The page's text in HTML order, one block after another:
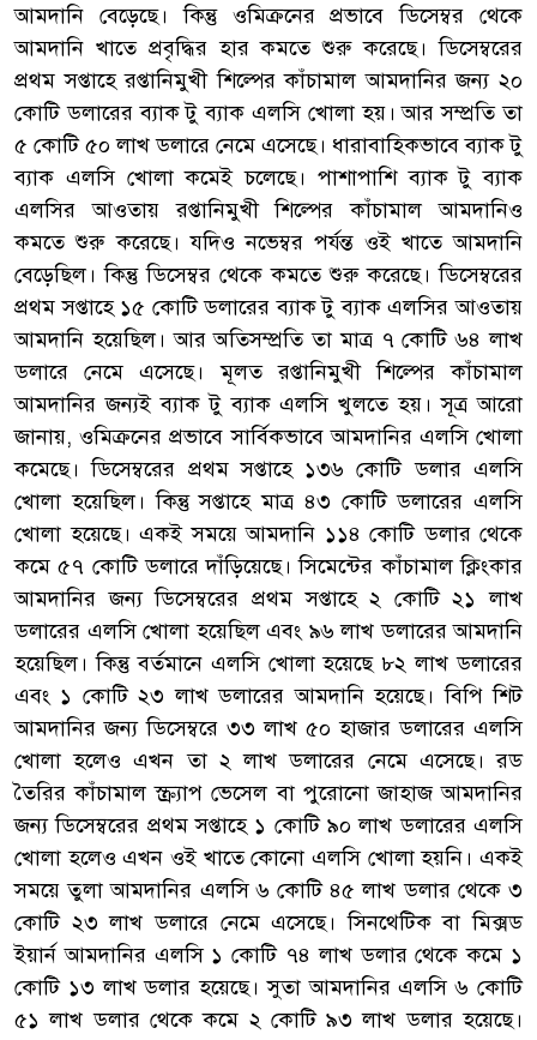
আমদানি বেড়েছে। কিন্তু ওমিক্রনের প্রভাবে ডিসেম্বর থেকে
আমদানি খাতে প্রবৃদ্ধির হার কমতে শুরু করেছে। ডিসেম্বরের
প্রথম সপ্তাহে রপ্তানিমুখী শিল্পের কাঁচামাল আমদানির জন্য ২০
কোটি ডলারের ব্যাক টু ব্যাক এলসি খোলা হয়। আর সম্প্রতি তা
৫ কোটি ৫০ লাখ ডলারে নেমে এসেছে। ধারাবাহিকভাবে ব্যাক টু
ব্যাক এলসি খোলা কমেই চলেছে। পাশাপাশি ব্যাক টু ব্যাক
এলসির আওতায় রপ্তানিমুখী শিল্পের কাঁচামাল আমদানিও
কমতে শুরু করেছে। যদিও নভেম্বর পর্যন্ত ওই খাতে আমদানি
বেড়েছিল। কিন্তু ডিসেম্বর থেকে কমতে শুরু করেছে। ডিসেম্বরের
প্রথম সপ্তাহে ১৫ কোটি ডলারের ব্যাক টু ব্যাক এলসির আওতায়
আমদানি হয়েছিল। আর অতিসম্প্রতি তা মাত্র ৭ কোটি ৬৪ লাখ
ডলারে নেমে এসেছে। মূলত রপ্তানিমুখী শিল্পের কাঁচামাল
আমদানির জন্যই ব্যাক টু ব্যাক এলসি খুলতে হয়। সূত্র আরো
জানায়, ওমিক্রনের প্রভাবে সার্বিকভাবে আমদানির এলসি খোলা
কমেছে। ডিসেম্বরের প্রথম সপ্তাহে ১৩৬ কোটি ডলার এলসি
খোলা হয়েছিল। কিন্তু সপ্তাহে মাত্র ৪৩ কোটি ডলারের এলসি
খোলা হয়েছে। একই সময়ে আমদানি ১১৪ কোটি ডলার থেকে
কমে ৫৭ কোটি ডলারে দাঁড়িয়েছে। সিমেন্টের কাঁচামাল ক্লিংকার
আমদানির জন্য ডিসেম্বরের প্রথম সপ্তাহে ২ কোটি ২১ লাখ
ডলারের এলসি খোলা হয়েছিল এবং ৯৬ লাখ ডলারের আমদানি
হয়েছিল। কিন্তু বর্তমানে এলসি খোলা হয়েছে ৮২ লাখ ডলারের
এবং ১ কোটি ২৩ লাখ ডলারের আমদানি হয়েছে। বিপি শিট
আমদানির জন্য ডিসেম্বরে ৩৩ লাখ ৫০ হাজার ডলারের এলসি
খোলা হলেও এখন তা ২ লাখ ডলারের নেমে এসেছে। রড
তৈরির কাঁচামাল স্ক্র্যাপ ভেসেল বা পুরোনো জাহাজ আমদানির
জন্য ডিসেম্বরের প্রথম সপ্তাহে ১ কোটি ৯০ লাখ ডলারের এলসি
খোলা হলেও এখন ওই খাতে কোনো এলসি খোলা হয়নি। একই
সময়ে তুলা আমদানির এলসি ৬ কোটি ৪৫ লাখ ডলার থেকে ৩
কোটি ২৩ লাখ ডলারে নেমে এসেছে। সিনথেটিক বা মিক্সড
ইয়ার্ন আমদানির এলসি ১ কোটি ৭৪ লাখ ডলার থেকে কমে ১
কোটি ১৩ লাখ ডলার হয়েছে। সুতা আমদানির এলসি ৬ কোটি
৫১ লাখ ডলার থেকে কমে ২ কোটি ৯৩ লাখ ডলার হয়েছে।